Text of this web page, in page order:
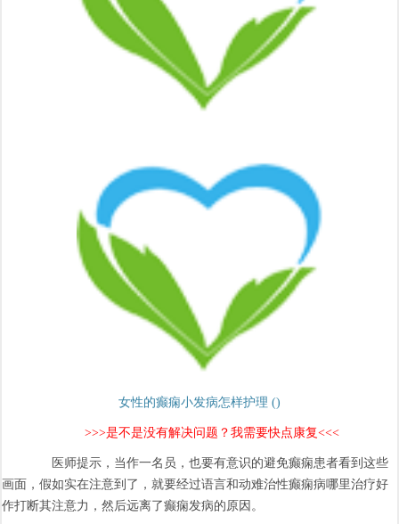
女性的癫痫小发病怎样护理 ()
>>>是不是没有解决问题？我需要快点康复<<<
医师提示，当作一名员，也要有意识的避免癫痫患者看到这些
画面，假如实在注意到了，就要经过语言和动难治性癫痫病哪里治疗好
作打断其注意力，然后远离了癫痫发病的原因。